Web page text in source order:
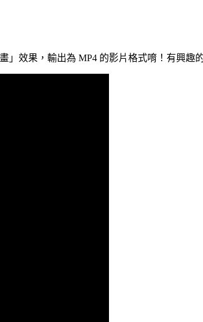
效果，輸出為 MP4 的影片格式唷！有興趣